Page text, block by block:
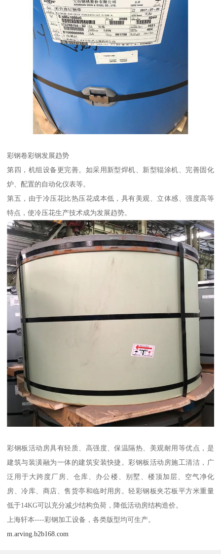
彩钢卷彩钢发展趋势
第四，机组设备更完善。如采用新型焊机、新型辊涂机、完善固化
炉、配置的自动化仪表等。
第五，由于冷压花比热压花成本低，具有美观、立体感、强度高等
特点，使冷压花生产技术成为发展趋势。
彩钢板活动房具有轻质、高强度、保温隔热、美观耐用等优点，是
建筑与装潢融为一体的建筑安装快捷。彩钢板活动房施工清洁，广
泛用于大跨度厂房、仓库、办公楼、别墅、楼顶加层、空气净化
房、冷库、商店、售货亭和临时用房。轻彩钢板夹芯板平方米重量
低于14KG可以充分减少结构负荷，降低活动房结构造价。
上海轩本----彩钢加工设备，各类版型均可生产。
m.arving.b2b168.com